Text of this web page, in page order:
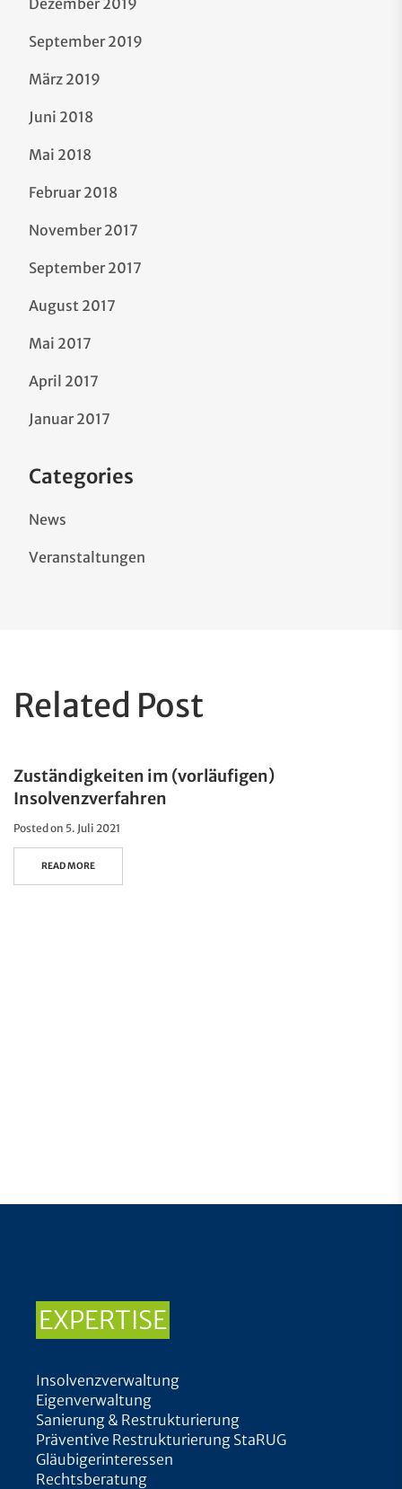
September 2019
März 2019
Juni 2018
Mai 2018
Februar 2018
November 2017
September 2017
August 2017
Mai 2017
April 2017
Januar 2017
Categories
News
Veranstaltungen
Related Post
Zuständigkeiten im (vorläufigen)
Insolvenzverfahren
Posted on 5. Juli 2021
READ MORE
EXPERTISE
Insolvenzverwaltung
Eigenverwaltung
Sanierung & Restrukturierung
Präventive Restrukturierung StaRUG
Gläubigerinteressen
Rechtsberatung